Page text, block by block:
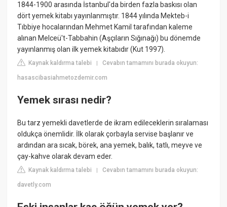
1844-1900 arasında İstanbul'da birden fazla baskısı olan
dört yemek kitabı yayınlanmıştır. 1844 yılında Mekteb-i
Tıbbiye hocalarından Mehmet Kamil tarafından kaleme
alınan Melceü't-Tabbahin (Aşçıların Sığınağı) bu dönemde
yayınlanmış olan ilk yemek kitabıdır (Kut 1997).
Kaynak kaldırma talebi |Cevabın tamamını burada okuyun:
hasascibasiahmetozdemir.com
Yemek sırası nedir?
Bu tarz yemekli davetlerde de ikram edileceklerin sıralaması
oldukça önemlidir. İlk olarak çorbayla servise başlanır ve
ardından ara sıcak, börek, ana yemek, balık, tatlı, meyve ve
çay-kahve olarak devam eder.
Kaynak kaldırma talebi |Cevabın tamamını burada okuyun:
davetly.com